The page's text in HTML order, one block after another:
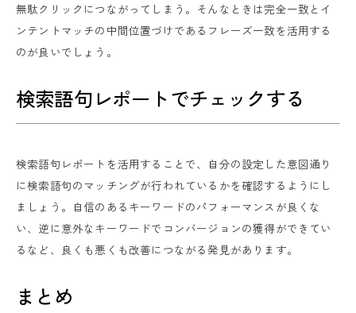
無駄クリックにつながってしまう。そんなときは完全一致とイ
ンテントマッチの中間位置づけであるフレーズ一致を活用する
のが良いでしょう。
検索語句レポートでチェックする
検索語句レポートを活用することで、自分の設定した意図通り
に検索語句のマッチングが行われているかを確認するようにし
ましょう。自信のあるキーワードのパフォーマンスが良くな
い、逆に意外なキーワードでコンバージョンの獲得ができてい
るなど、良くも悪くも改善につながる発見があります。
まとめ